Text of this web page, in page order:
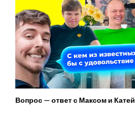
Вопрос — ответ с Максом и Катей